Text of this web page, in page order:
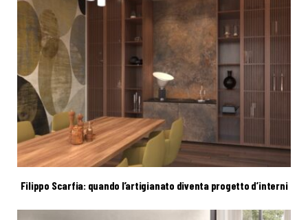
Filippo Scarfia: quando l’artigianato diventa progetto d’interni